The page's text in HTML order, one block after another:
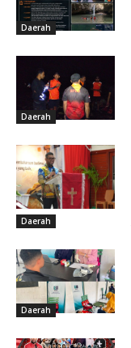
Daerah
Daerah
Daerah
Daerah